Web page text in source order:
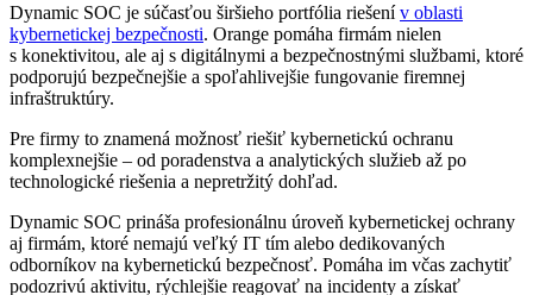
Dynamic SOC je súčasťou širšieho portfólia riešenív oblasti
kybernetickej bezpečnosti. Orange pomáha firmám nielen
s konektivitou, ale aj s digitálnymi a bezpečnostnými službami, ktoré
podporujú bezpečnejšie a spoľahlivejšie fungovanie firemnej
infraštruktúry.
Pre firmy to znamená možnosť riešiť kybernetickú ochranu
komplexnejšie – od poradenstva a analytických služieb až po
technologické riešenia a nepretržitý dohľad.
Dynamic SOC prináša profesionálnu úroveň kybernetickej ochrany
aj firmám, ktoré nemajú veľký IT tím alebo dedikovaných
odborníkov na kybernetickú bezpečnosť. Pomáha im včas zachytiť
podozrivú aktivitu, rýchlejšie reagovať na incidenty a získať